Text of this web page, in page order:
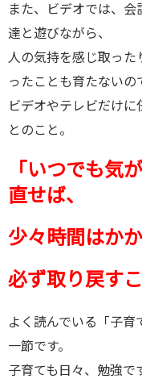
また、ビデオでは、会
達と遊びながら、
人の気持を感じ取った
ったことも育たないの
ビデオやテレビだけ
とのこと。
「いつでも気
直せば、
少々時間はかか
必ず取り戻す
よく読んでいる「子育
一節です。
子育ても日々、勉強で